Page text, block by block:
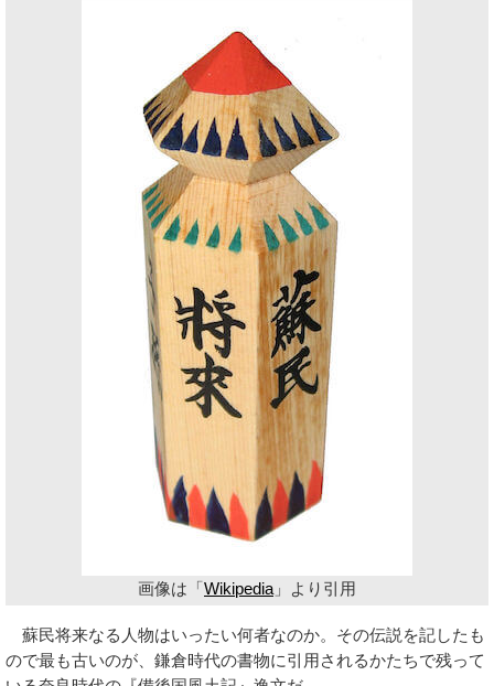
画像は「Wikipedia 」より引用
蘇民将来なる人物はいったい何者なのか。その伝説を記したも
ので最も古いのが、鎌倉時代の書物に引用されるかたちで残って